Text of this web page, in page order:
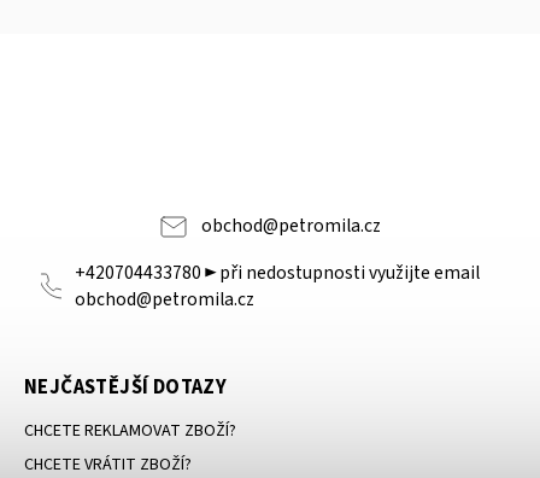
obchod@petromila.cz
+420704433780 ► při nedostupnosti využijte email
obchod@petromila.cz
NEJČASTĚJŠÍ DOTAZY
CHCETE REKLAMOVAT ZBOŽÍ?
CHCETE VRÁTIT ZBOŽÍ?